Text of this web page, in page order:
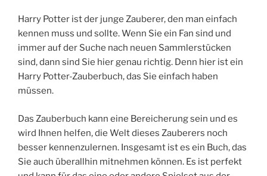
Harry Potter ist der junge Zauberer, den man einfach
kennen muss und sollte. Wenn Sie ein Fan sind und
immer auf der Suche nach neuen Sammlerstücken
sind, dann sind Sie hier genau richtig. Denn hier ist ein
Harry Potter-Zauberbuch, das Sie einfach haben
müssen.
Das Zauberbuch kann eine Bereicherung sein und es
wird Ihnen helfen, die Welt dieses Zauberers noch
besser kennenzulernen. Insgesamt ist es ein Buch, das
Sie auch überallhin mitnehmen können. Es ist perfekt